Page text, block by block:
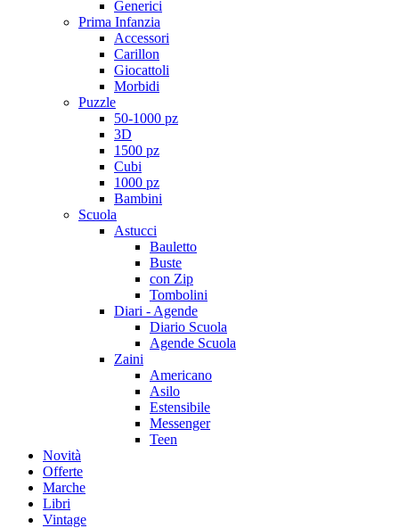
Generici
Prima Infanzia
Accessori
Carillon
Giocattoli
Morbidi
Puzzle
50-1000 pz
3D
1500 pz
Cubi
1000 pz
Bambini
Scuola
Astucci
Bauletto
Buste
con Zip
Tombolini
Diari - Agende
Diario Scuola
Agende Scuola
Zaini
Americano
Asilo
Estensibile
Messenger
Teen
Novità
Offerte
Marche
Libri
Vintage